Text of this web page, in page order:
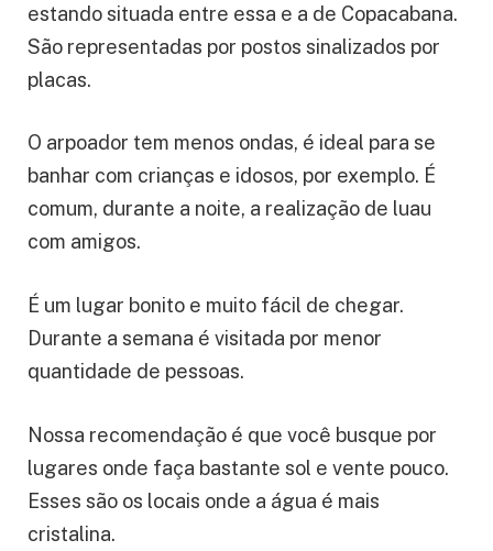
estando situada entre essa e a de Copacabana.
São representadas por postos sinalizados por
placas.
O arpoador tem menos ondas, é ideal para se
banhar com crianças e idosos, por exemplo. É
comum, durante a noite, a realização de luau
com amigos.
É um lugar bonito e muito fácil de chegar.
Durante a semana é visitada por menor
quantidade de pessoas.
Nossa recomendação é que você busque por
lugares onde faça bastante sol e vente pouco.
Esses são os locais onde a água é mais
cristalina.